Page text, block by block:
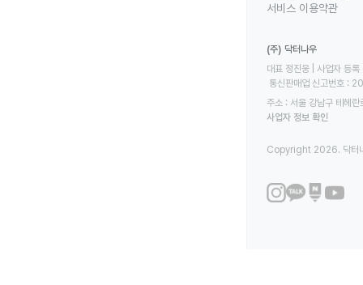
서비스 이용약관
(주) 닥터나우
대표 정진웅 | 사업자
통신판매업 신고번호
주소 : 서울 강남구 테헤
사업자 정보 확인
Copyright 2026. 닥터